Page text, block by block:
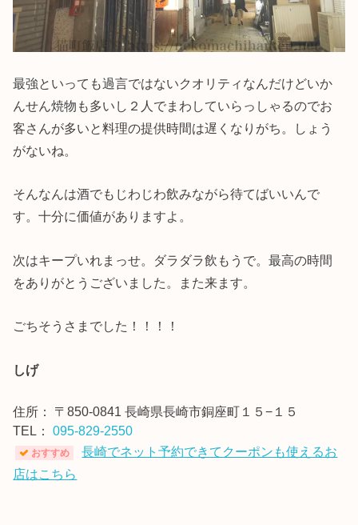
最強といっても過言ではないクオリティなんだけどいか
んせん焼物も多いし２人でまわしていらっしゃるのでお
客さんが多いと料理の提供時間は遅くなりがち。しょう
がないね。
そんなんは酒でもじわじわ飲みながら待てばいいんで
す。十分に価値がありますよ。
次はキープいれまっせ。ダラダラ飲もうで。最高の時間
をありがとうございました。また来ます。
ごちそうさまでした！！！！
しげ
住所： 〒850-0841 長崎県長崎市銅座町１５−１５
TEL：095-829-2550
おすすめ
長崎でネット予約できてクーポンも使えるお
店はこちら